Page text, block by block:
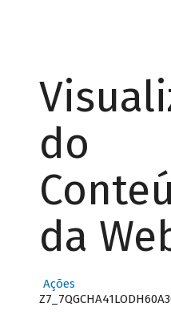
do
da
Ações